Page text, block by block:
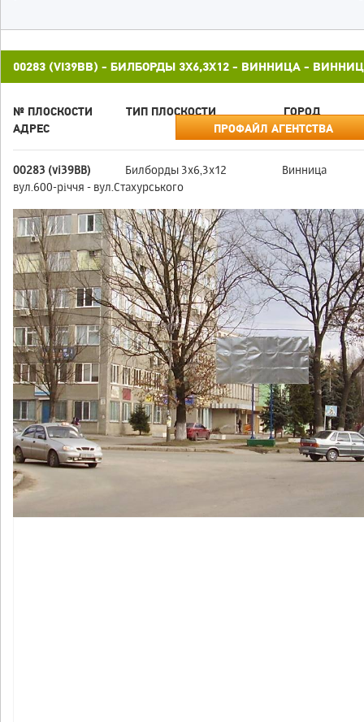
00283 (VI39ВВ) - БИЛБОРДЫ 3X6,3X12 - ВИННИЦА -
№ ПЛОСКОСТИ ТИП ПЛОСКОСТИ
ГОРОД
АДРЕС
ПРОФАЙЛ АГЕНТСТВА
00283 (vi39ВВ) Билборды 3x6,3x12
Винница
вул.600-річчя - вул.Стахурського